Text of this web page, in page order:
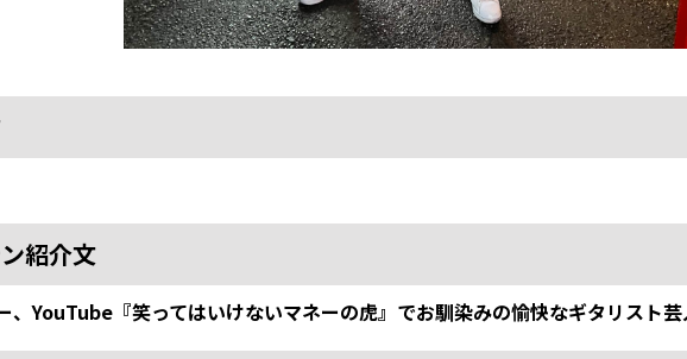
紹介文
、YouTube『笑ってはいけないマネーの虎』でお馴染みの愉快なギタリスト